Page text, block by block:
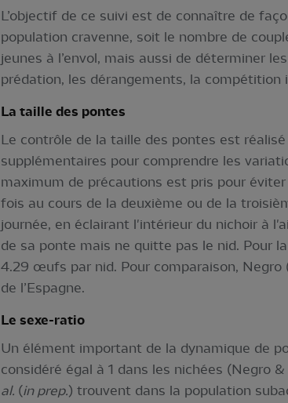
L’objectif de ce suivi est de connaître de
population cravenne, soit le nombre de
jeunes à l’envol, mais aussi de déterminer
prédation, les dérangements, la compétition
La taille des pontes
Le contrôle de la taille des pontes est
supplémentaires pour comprendre les
maximum de précautions est pris pour
fois au cours de la deuxième ou de la
journée, en éclairant l'intérieur du nichoir à
de sa ponte mais ne quitte pas le nid. Pour
4.29 œufs par nid. Pour comparaison, Negro
de l’Espagne.
Le sexe-ratio
Un élément important de la dynamique de
considéré égal à 1 dans les nichées (Negro &
al. (in prep.) trouvent dans la population